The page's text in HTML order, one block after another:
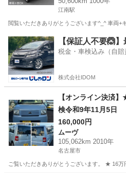
江南駅
閲覧いただきありがとうございます^_^ 車両+
愛知 江南市 江南駅 ハイゼット
【保証人不要🙆
税金・車検込み（自
株式会社IDOM
【オンライン決済
検令和9年11月5日
160,000円
ムーヴ
105,062km 2010年
名古屋市
ご覧いただきありがとうございます。 ★ 16